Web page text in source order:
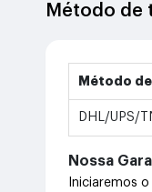
Método de
Método
DHL/UPS/
Nossa
Iniciaremos